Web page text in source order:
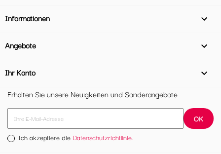
Informationen 
Angebote 
Ihr Konto

Erhalten Sie unsere Neuigkeiten und Sonderangebote
Ich akzeptiere die Datenschutzrichtlinie.